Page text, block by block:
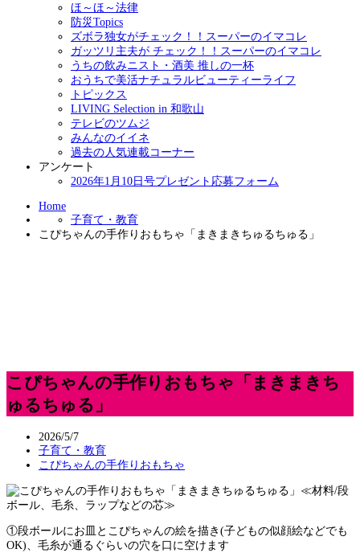
ほ～ほ～法律
防災Topics
ズボラ独女がチェック！！スーパーのイマコレ
ガッツリ主夫が チェック！！スーパーのイマコレ
うちの飲みニスト・酒美 推しの一杯
おうちで美活ナチュラルビューティーライフ
トピックス
LIVING Selection in 和歌山
テレビのツムジ
みんなのイイネ
過去の人気連載コーナー
アンケート
2026年1月10日号プレゼント応募フォーム
Home
子育て・教育
こぴちゃんの手作りおもちゃ「まきまきちゅるちゅる」
こぴちゃんの手作りおもちゃ「まきまきち
ゅるちゅる」
2026/5/7
子育て・教育
こぴちゃんの手作りおもちゃ
≪材料/段
ボール、毛糸、ラップなどの芯≫
①段ボールにお皿とこぴちゃんの絵を描き(子どもの似顔絵などでも
OK)、毛糸が通るぐらいの穴を口に空けます